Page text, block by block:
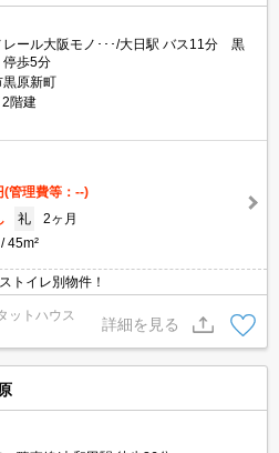
レール大阪モノ･･･/大日駅 バス11分 黒
停歩5分
黒原新町
2階建
(管理費等：--)
礼
2ヶ月
45m²
トイレ別物件！
ットハウス
詳細を見る